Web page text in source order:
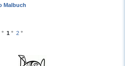
Malbuch
° 1 ° 2 °